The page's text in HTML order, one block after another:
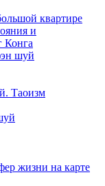
квартире
и
Конга
шуй
Таоизм
жизни на карте